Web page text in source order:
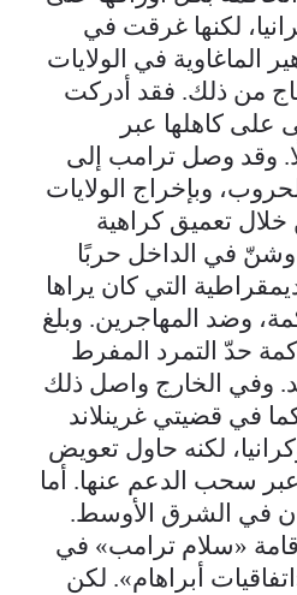
لكنها غرقت في
الماغاوية في الولايات
من ذلك. فقد أدركت
على كاهلها عبر
وقد وصل ترامب إلى
وبإخراج الولايات
خلال تعميق كراهية
وشنّ في الداخل حربًا
التي كان يراها
وضد المهاجرين. وبلغ
حدّ التمرد المفرط
وفي الخارج واصل ذلك
كما في قضيتي غرينلاند
لكنه حاول تعويض
سحب الدعم عنها. أما
في الشرق الأوسط.
«سلام ترامب» في
أبراهام». لكن